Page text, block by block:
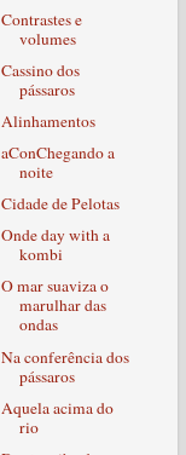
Contrastes e
volumes
Cassino dos
pássaros
Alinhamentos
aConChegando a
noite
Cidade de Pelotas
Onde day with a
kombi
O mar suaviza o
marulhar das
ondas
Na conferência dos
pássaros
Aquela acima do
rio